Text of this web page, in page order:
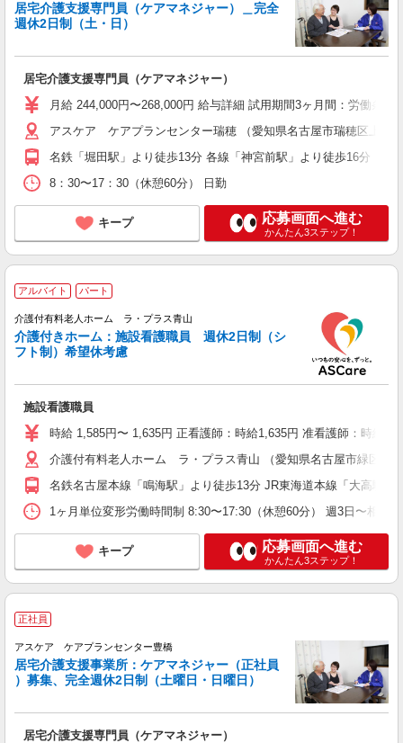
居宅介護支援専門員（ケアマネジャー）＿完全
週休2日制（土・日）
居宅介護支援専門員（ケアマネジャー）
月給 244,000円〜268,000円 給与詳細 試用期間3ヶ月間：労働条
アスケア ケアプランセンター瑞穂 （愛知県名古屋市瑞穂区上坂
名鉄「堀田駅」より徒歩13分 各線「神宮前駅」より徒歩16分
8：30〜17：30（休憩60分） 日勤
キープ 応募画面へ進む
かんたん3ステップ！
アルバイト パート
介護付有料老人ホーム ラ・プラス青山
介護付きホーム：施設看護職員 週休2日制（シ
フト制）希望休考慮
施設看護職員
時給 1,585円〜 1,635円 正看護師：時給1,635円 准看護師：時給
介護付有料老人ホーム ラ・プラス青山 （愛知県名古屋市緑区青
名鉄名古屋本線「鳴海駅」より徒歩13分 JR東海道本線「大高駅」
1ヶ月単位変形労働時間制 8:30〜17:30（休憩60分） 週3日〜相
キープ 応募画面へ進む
かんたん3ステップ！
正社員
アスケア ケアプランセンター豊橋
居宅介護支援事業所：ケアマネジャー（正社員
）募集、完全週休2日制（土曜日・日曜日）
居宅介護支援専門員（ケアマネジャー）